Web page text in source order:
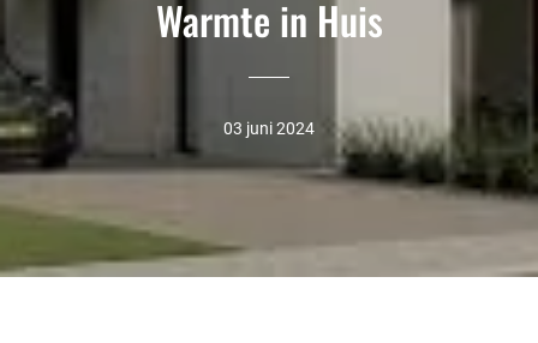
Warmte in Huis
03 juni 2024